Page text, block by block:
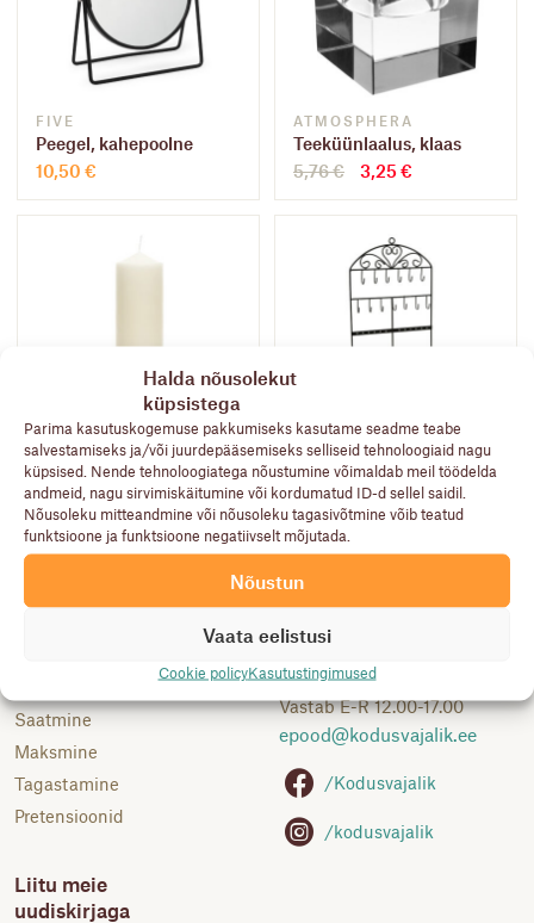
Halda nõusolekut
küpsistega
Parima kasutuskogemuse pakkumiseks kasutame seadme teabe
salvestamiseks ja/või juurdepääsemiseks selliseid tehnoloogiaid nagu
küpsised. Nende tehnoloogiatega nõustumine võimaldab meil töödelda
andmeid, nagu sirvimiskäitumine või kordumatud ID-d sellel saidil.
Nõusoleku mitteandmine või nõusoleku tagasivõtmine võib teatud
funktsioone ja funktsioone negatiivselt mõjutada.
Nõustun
Vaata eelistusi
Cookie policyKasutustingimused
FIVE
Peegel, kahepoolne
10,50 €
ATMOSPHERA
Teeküünlaalus, klaas
5,76€
Algne
oli:
3,25€
on:
POLAR
Küünal, 8x25cm
9,50€
Algne
hind
oli:
9,50 €.
5,90€Praegune
hind
on:
5,90 €.
Ehtehoidja, metall
13,60€
Saatmine
Maksmine
Tagastamine
Pretensioonid
5691 9522
Vastab E-R 12.00-17.00
epood@kodusvajalik.ee
/Kodusvajalik
/kodusvajalik
Liitu meie
uudiskirjaga